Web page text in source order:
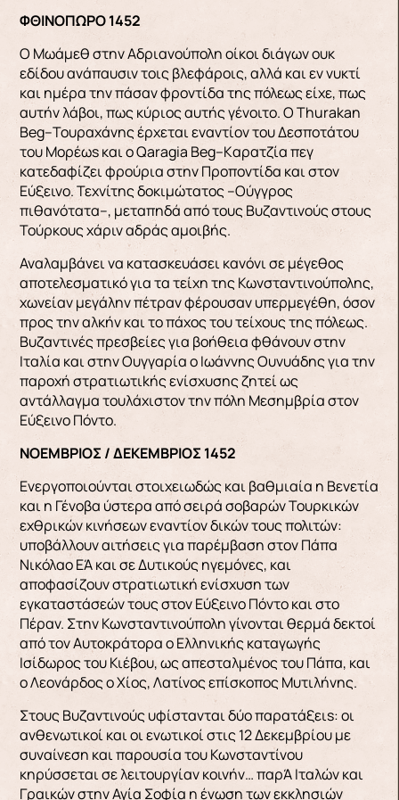
ΦΘΙΝΟΠΩΡΟ 1452
Ο Μωάμεθ στην Αδριανούπολη οίκοι διάγων ουκ
εδίδου ανάπαυσιν τοις βλεφάροις, αλλά και εν νυκτί
και ημέρα την πάσαν φροντίδα της πόλεως είχε, πως
αυτήν λάβοι, πως κύριος αυτής γένοιτο. Ο Τhurakaη
Βeg–Τουραχάνης έρχεται εναντίον του Δεσποτάτου
του Μορέωs και ο Qaragia Βeg–Kαρατζία πεγ
κατεδαφίζει φρούρια στην Προποντίδα και στον
Εύξεινο. Τεχνίτης δοκιμώτατος –Ούγγρος
πιθανότατα–, μεταπηδά από τους Βυζαντινούς στους
Τούρκους χάριν αδράς αμοιβής.
Αναλαμβάνει να κατασκευάσει κανόνι σε μέγεθος
αποτελεσματικό για τα τείχη της Κωνσταντινούπολης,
χωνείαν μεγάλην πέτραν φέρουσαν υπερμεγέθη, όσον
προς την αλκήν και το πάχος του τείχους της πόλεως.
Βυζαντινές πρεσβείες για βοήθεια φθάνουν στην
Ιταλία και στην Ουγγαρία ο Ιωάννης Ουνυάδης για την
παροχή στρατιωτιkής ενίσχυσης ζητεί ως
αντάλλαγμα τουλάχιστον την πόλη Μεσημβρία στον
Εύξεινο Πόντο.
ΝΟΕΜΒΡΙΟΣ / ΔΕΚΕΜΒΡΙΟΣ 1452
Ενεργοποιούνται στοιχειωδώς και βαθμιαία η Βενετία
και η Γένοβα ύστερα από σειρά σοβαρών Τουρκικών
εχθρικών κινήσεων εναντίον δικών τους πολιτών:
υποβάλλουν αιτήσεις για παρέμβαση στον Πάπα
Νικόλαο ΕΆ και σε Δυτικούς ηγεμόνες, και
αποφασίζουν στρατιωτική ενίσχυση των
εγκαταστάσεών τους στον Εύξεινο Πόντο και στο
Πέραν. Στην Κωνσταντινούπολη γίνονται θερμά δεκτοί
από τον Αυτοκράτορα ο Ελληνικής καταγωγής
Ισίδωρος του Κιέβου, ως απεσταλμένος του Πάπα, και
ο Λεονάρδος ο Χίος, Λατίνος επίσκοπος Μυτιλήνης.
Στους Βυζαντινούς υφίστανται δύο παρατάξειs: οι
ανθενωτικοί και οι ενωτικοί στις 12 Δεκεμβρίου με
συναίνεση και παρουσία του Κωνσταντίνου
κηρύσσεται σε λειτουργίαν κοινήν… παρΆ Ιταλών και
Γραικών στην Αγία Σοφία η ένωση των εκκλησιών